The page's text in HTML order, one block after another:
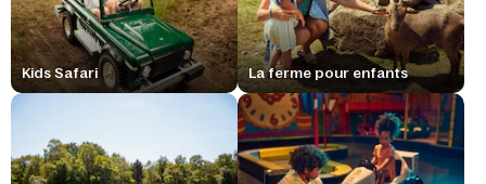
Kids Safari La ferme pour enfants